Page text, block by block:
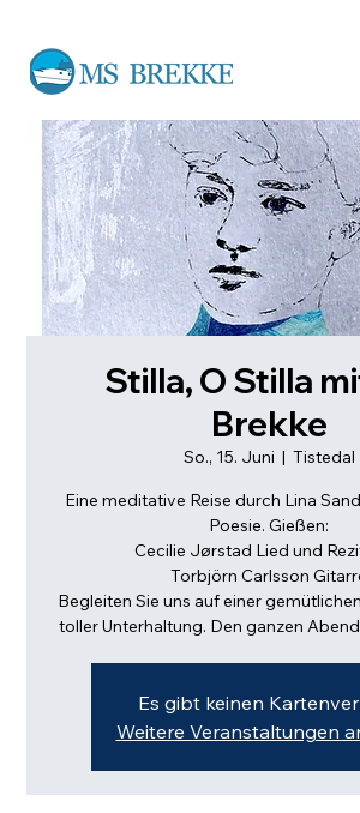
Stilla, O Stilla
Brekke
So., 15. Juni
  |
Tistedal
Eine meditative Reise durch Lina
Poesie. Gießen:
Cecilie Jørstad Lied und
Torbjörn Carlsson
Begleiten Sie uns auf einer
toller Unterhaltung. Den ganzen
Es gibt keinen
Weitere Veranstaltungen